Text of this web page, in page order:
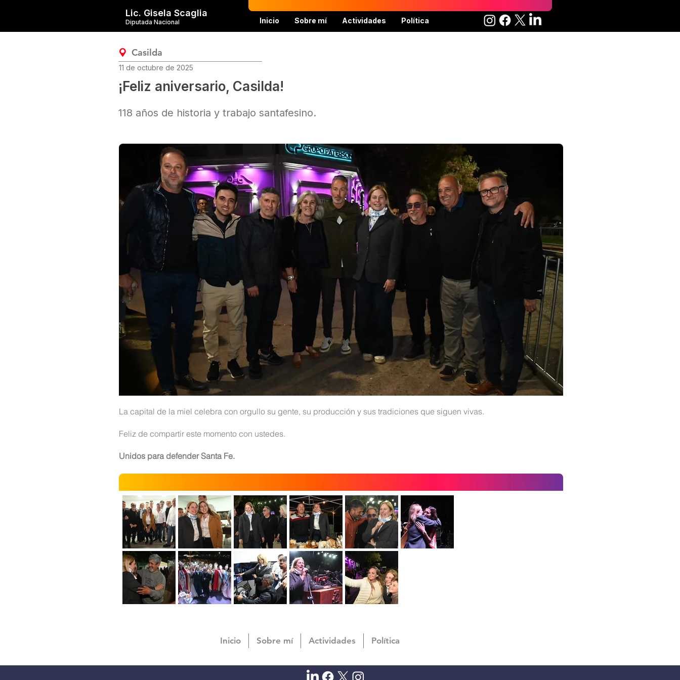
Diputada Nacional
Lic. Gisela Scaglia
Inicio Sobre mí Actividades Política
Casilda
11 de octubre de 2025
¡Feliz aniversario, Casilda!
118 años de historia y trabajo santafesino.
La capital de la miel celebra con orgullo su gente, su producción y sus tradiciones que siguen vivas.
Feliz de compartir este momento con ustedes.
Unidos para defender Santa Fe.
Inicio Sobre mí Actividades Política